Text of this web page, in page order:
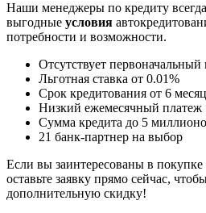
Наши менеджеры по кредиту
выгодные условия
потребности и возможности.
Отсутствует первоначальный
Льготная ставка от 0.01%
Срок кредитования от 6
Низкий ежемесячный платеж
Сумма кредита до 5
21 банк-партнер на выбор
Если вы заинтересованы в покупке
оставьте заявку прямо сейчас,
дополнительную скидку!